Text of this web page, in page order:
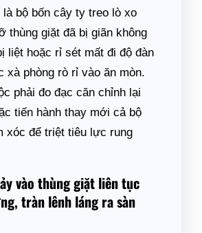
bộ bốn cây ty treo lò xo
thùng giặt đã bị giãn không
liệt hoặc rỉ sét mất đi độ đàn
xà phòng rò rỉ vào ăn mòn.
phải đo đạc căn chỉnh lại
tiến hành thay mới cả bộ
xóc để triệt tiêu lực rung
vào thùng giặt liên tục
tràn lênh láng ra sàn